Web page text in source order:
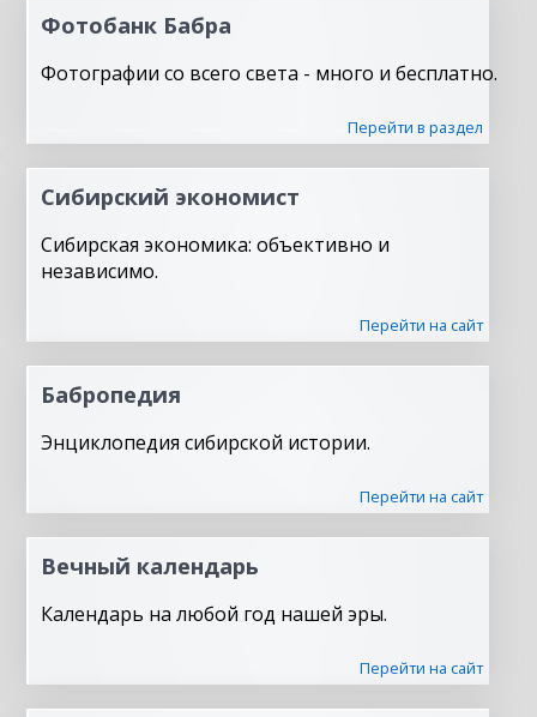
Фотобанк Бабра
Фотографии со всего света - много и бесплатно.
Перейти в раздел
Сибирский экономист
Сибирская экономика: объективно и
независимо.
Перейти на сайт
Бабропедия
Энциклопедия сибирской истории.
Перейти на сайт
Вечный календарь
Календарь на любой год нашей эры.
Перейти на сайт